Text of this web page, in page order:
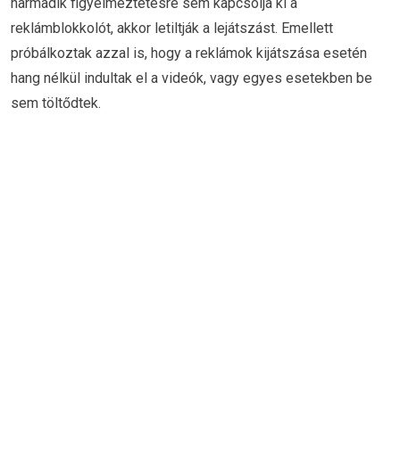
reklámblokkolót, akkor letiltják a lejátszást. Emellett
próbálkoztak azzal is, hogy a reklámok kijátszása esetén
hang nélkül indultak el a videók, vagy egyes esetekben be
sem töltődtek.